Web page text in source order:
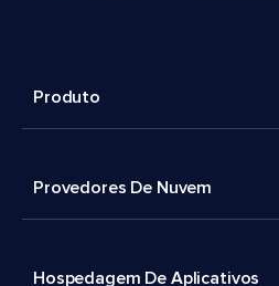
Produto
Provedores De Nuvem
Hospedagem De Aplicativos